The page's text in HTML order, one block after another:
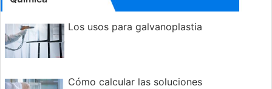
Los usos para galvanoplastia
Cómo calcular las soluciones